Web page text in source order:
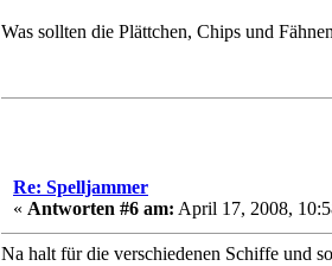
Was sollten die Plättchen, Chips und
Re: Spelljammer
« Antworten #6 am: April 17, 2008,
Na halt für die verschiedenen Schiffe und